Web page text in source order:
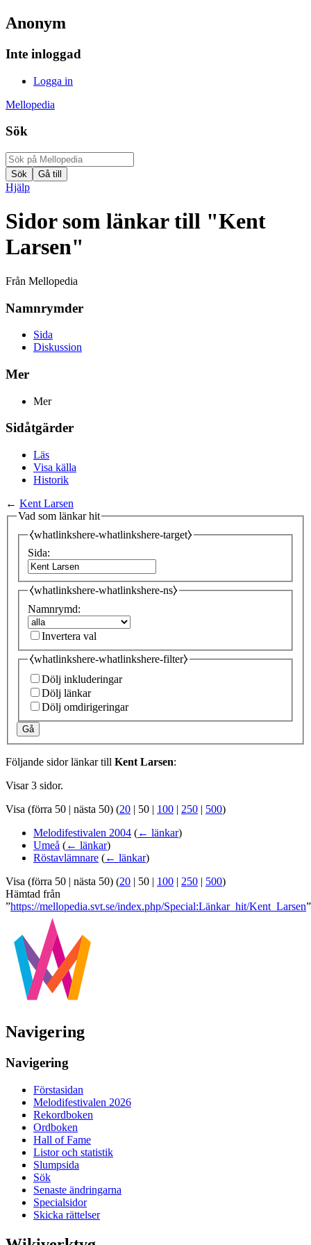
Anonym
Inte inloggad
Logga in
Mellopedia
Sök
Hjälp
Sidor som länkar till "Kent
Larsen"
Från Mellopedia
Namnrymder
Sida
Diskussion
Mer
Mer
Sidåtgärder
Läs
Visa källa
Historik
← Kent Larsen
Vad som länkar hit
⧼whatlinkshere-whatlinkshere-target⧽
Sida:
⧼whatlinkshere-whatlinkshere-ns⧽
Namnrymd:
Invertera val
⧼whatlinkshere-whatlinkshere-filter⧽
Dölj inkluderingar
Dölj länkar
Dölj omdirigeringar
Gå
Följande sidor länkar till Kent Larsen:
Visar 3 sidor.
Visa (förra 50 | nästa 50) (20 | 50 | 100 | 250 | 500)
Melodifestivalen 2004 (← länkar)
Umeå (← länkar)
Röstavlämnare (← länkar)
Visa (förra 50 | nästa 50) (20 | 50 | 100 | 250 | 500)
Hämtad från
”https://mellopedia.svt.se/index.php/Special:Länkar_hit/Kent_Larsen”
Navigering
Navigering
Förstasidan
Melodifestivalen 2026
Rekordboken
Ordboken
Hall of Fame
Listor och statistik
Slumpsida
Sök
Senaste ändringarna
Specialsidor
Skicka rättelser